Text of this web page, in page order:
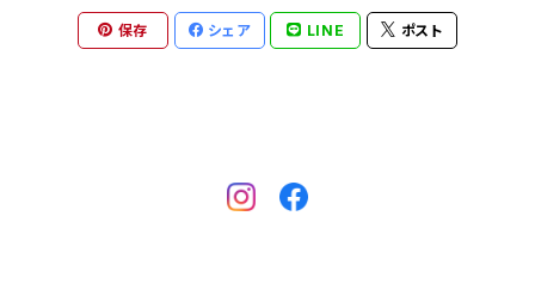
保存 シェア LINE ポスト